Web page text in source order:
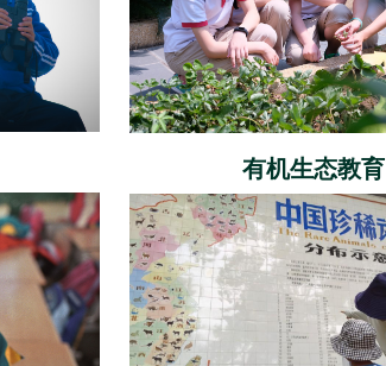
有机生态教育